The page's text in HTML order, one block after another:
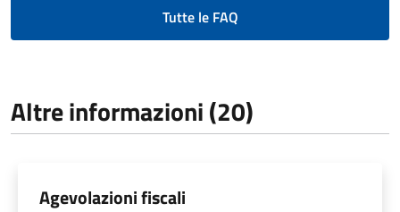
Tutte le FAQ
Altre informazioni (20)
Agevolazioni fiscali